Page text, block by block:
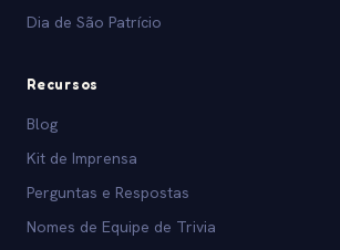
Dia de São Patrício
Recursos
Blog
Kit de Imprensa
Perguntas e Respostas
Nomes de Equipe de Trivia